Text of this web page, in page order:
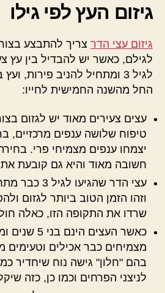
גיזום העץ לפי גילו
גיזום עצי הדר צריך להתבצע
לגילם, כאשר יש להבדיל בין עץ
לגיל 3 ומתחיל להניב פירות,
החל מהשנה החמישית לחייו:
עצים צעירים מאוד יש לגזום
טיפוח שלושה ענפים מרכזיים,
יצמחו ענפים מצמיחי פרי.
חשובה מאוד והיא גם קובעת
עצי הדר
וזהו הזמן הטוב ביותר לגזום
שרדו את התקופה הזו, כאלה
כאשר העצים
מצמיחים כבר אכילים וטעימים
בהם "חלון" גישה נוח שיחדיר
לניצני הפרחים וכמו כן, כזה